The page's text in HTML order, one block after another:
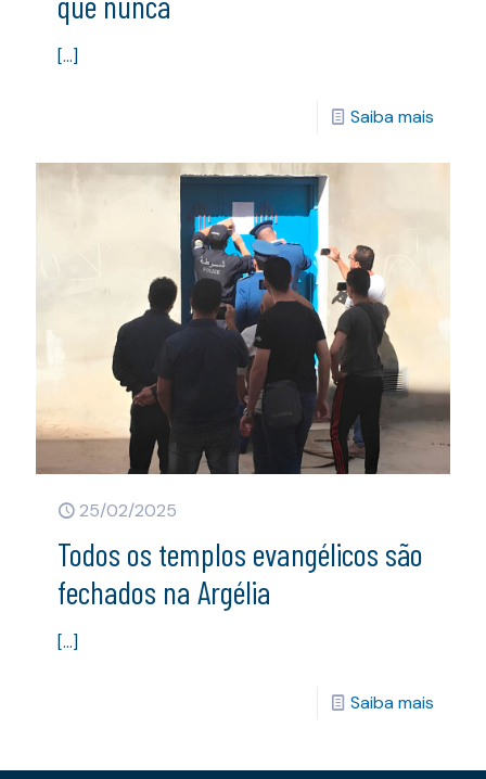
[…]
Saiba mais
25/02/2025
Todos os templos evangélicos são
fechados na Argélia
[…]
Saiba mais